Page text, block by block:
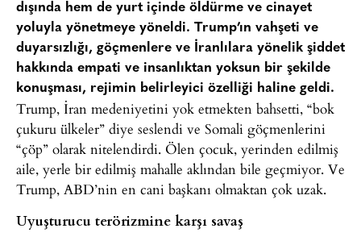
dışında hem de yurt içinde öldürme ve cinayet
yoluyla yönetmeye yöneldi. Trump’ın vahşeti ve
duyarsızlığı, göçmenlere ve İranlılara yönelik şiddet
hakkında empati ve insanlıktan yoksun bir şekilde
konuşması, rejimin belirleyici özelliği haline geldi.
Trump, İran medeniyetini yok etmekten bahsetti, “bok
çukuru ülkeler” diye seslendi ve Somali göçmenlerini
“çöp” olarak nitelendirdi. Ölen çocuk, yerinden edilmiş
aile, yerle bir edilmiş mahalle aklından bile geçmiyor. Ve
Trump, ABD’nin en cani başkanı olmaktan çok uzak.
Uyuşturucu terörizmine karşı savaş